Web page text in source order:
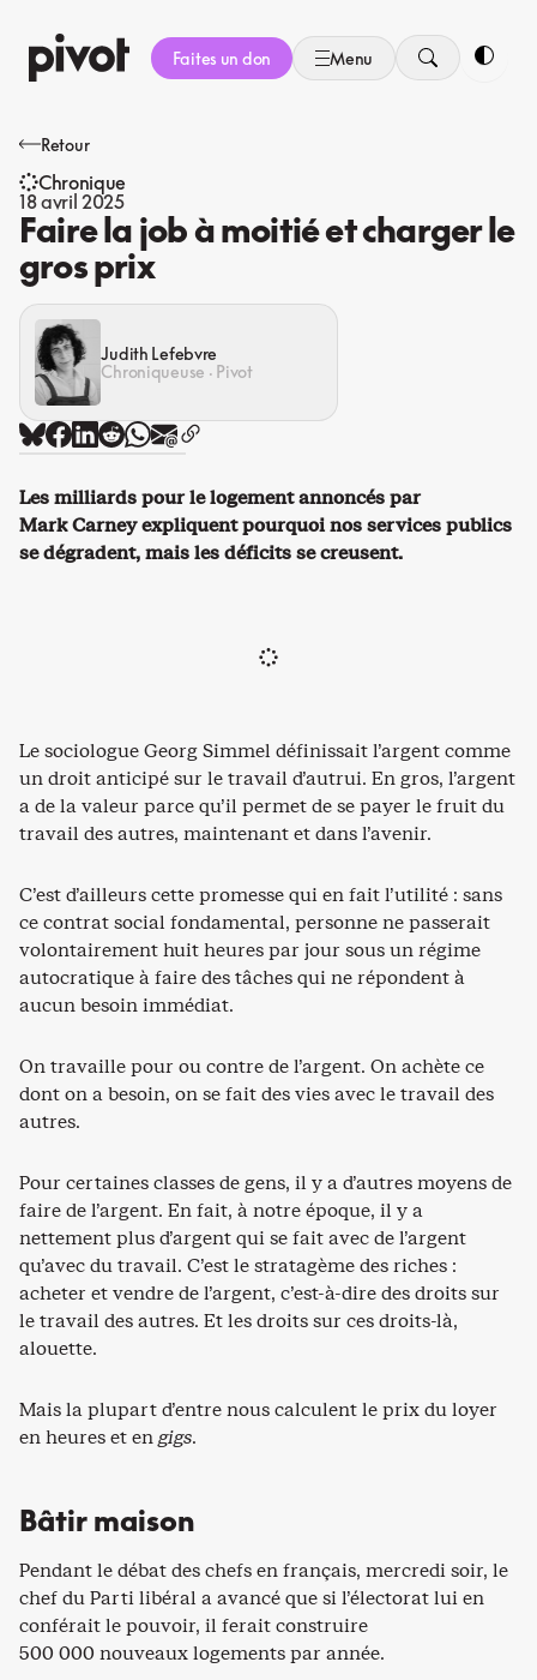
au
contenu
Faites un don Menu
Retour
Chronique
18 avril 2025
Faire la job à moitié et charger le
gros prix
Judith Lefebvre
Chroniqueuse · Pivot
Les milliards pour le logement annoncés par
Mark Carney expliquent pourquoi nos services publics
se dégradent, mais les déficits se creusent.
Le sociologue Georg Simmel définissait l’argent comme
un droit anticipé sur le travail d’autrui. En gros, l’argent
a de la valeur parce qu’il permet de se payer le fruit du
travail des autres, maintenant et dans l’avenir.
C’est d’ailleurs cette promesse qui en fait l’utilité : sans
ce contrat social fondamental, personne ne passerait
volontairement huit heures par jour sous un régime
autocratique à faire des tâches qui ne répondent à
aucun besoin immédiat.
On travaille pour ou contre de l’argent. On achète ce
dont on a besoin, on se fait des vies avec le travail des
autres.
Pour certaines classes de gens, il y a d’autres moyens de
faire de l’argent. En fait, à notre époque, il y a
nettement plus d’argent qui se fait avec de l’argent
qu’avec du travail. C’est le stratagème des riches :
acheter et vendre de l’argent, c’est-à-dire des droits sur
le travail des autres. Et les droits sur ces droits-là,
alouette.
Mais la plupart d’entre nous calculent le prix du loyer
en heures et engigs.
Bâtir maison
Pendant le débat des chefs en français, mercredi soir, le
chef du Parti libéral a avancé que si l’électorat lui en
conférait le pouvoir, il ferait construire
500 000 nouveaux logements par année.